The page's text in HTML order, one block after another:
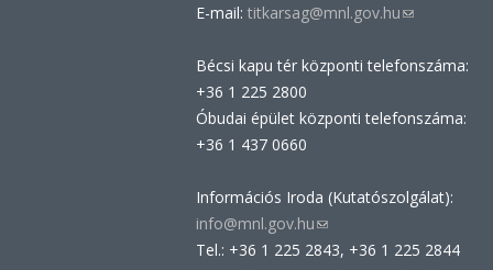
E-mail: titkarsag@mnl.gov.hu(link
e-
Bécsi kapu tér központi telefonszáma:
+36 1 225 2800
Óbudai épület központi telefonszáma:
+36 1 437 0660
Információs Iroda (Kutatószolgálat):
info@mnl.gov.hu(link
sends
Tel.: +36 1 225 2843, +36 1 225 2844